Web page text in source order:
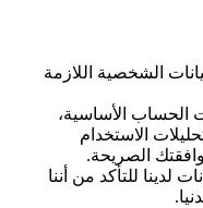
الشخصية اللازمة
الحساب الأساسية،
الاستخدام
الصريحة.
لدينا للتأكد من أننا